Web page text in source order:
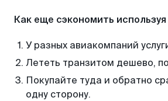
Как еще сэкономить
У разных авиакомпаний
Лететь транзитом дешево,
Покупайте туда и обратно
одну сторону.